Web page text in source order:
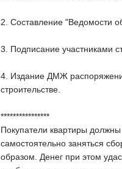
2. Составление "Ведомости
3. Подписание участниками
4. Издание ДМЖ
строительстве.
****************
Покупатели квартиры
самостоятельно заняться
образом. Денег при этом